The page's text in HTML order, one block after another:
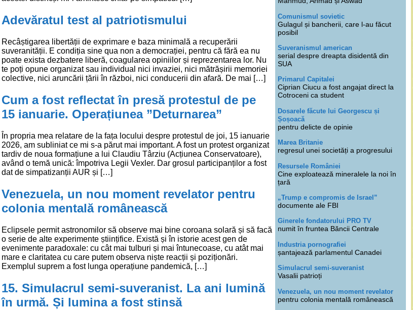
Adevăratul test al patriotismului
Recâștigarea libertății de exprimare e baza minimală a recuperării
suveranității. E condiția sine qua non a democrației, pentru că fără ea nu
poate exista dezbatere liberă, coagularea opiniilor și reprezentarea lor. Nu
te poți opune organizat sau individual nici invaziei, nici mătrășirii memoriei
colective, nici aruncării țării în război, nici conducerii din afară. De mai […]
Cum a fost reflectat în presă protestul de pe
15 ianuarie. Operațiunea ”Deturnarea”
În propria mea relatare de la fața locului despre protestul de joi, 15 ianuarie
2026, am subliniat ce mi s-a părut mai important. A fost un protest organizat
tardiv de noua formațiune a lui Claudiu Târziu (Acțiunea Conservatoare),
având o temă unică: împotriva Legii Vexler. Dar grosul participanților a fost
dat de simpatizanții AUR și […]
Venezuela, un nou moment revelator pentru
colonia mentală românească
Eclipsele permit astronomilor să observe mai bine coroana solară și să facă
o serie de alte experimente științifice. Există și în istorie acest gen de
evenimente paradoxale: cu cât mai tulburi și mai întunecoase, cu atât mai
mare e claritatea cu care putem observa niște reacții și poziționări.
Exemplul suprem a fost lunga operațiune pandemică, […]
15. Simulacrul semi-suveranist. La ani lumină
în urmă. Și lumina a fost stinsă
Comunismul sovietic
Gulagul și bancherii, care l-au făcut
posibil
Suveranismul american
serial despre dreapta disidentă din
SUA
Primarul Capitalei
Ciprian Ciucu a fost angajat direct la
Cotroceni ca student
Dosarele făcute lui Georgescu și
Șoșoacă
pentru delicte de opinie
Marea Britanie
regresul unei societăți a progresului
Resursele României
Cine exploatează mineralele la noi în
țară
„Trump e compromis de Israel”
documente ale FBI
Ginerele fondatorului PRO TV
numit în fruntea Băncii Centrale
Industria pornografiei
șantajează parlamentul Canadei
Simulacrul semi-suveranist
Vasalii patrioți
Venezuela, un nou moment revelator
pentru colonia mentală românească